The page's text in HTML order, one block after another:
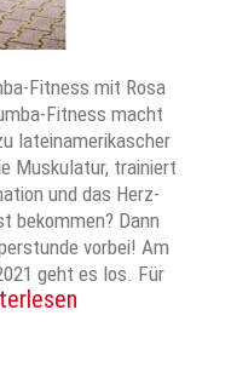
Fitness mit Rosa
Fitness macht
lateinamerikascher
Muskulatur, trainiert
und das Herz-
bekommen? Dann
vorbei! Am
geht es los. Für